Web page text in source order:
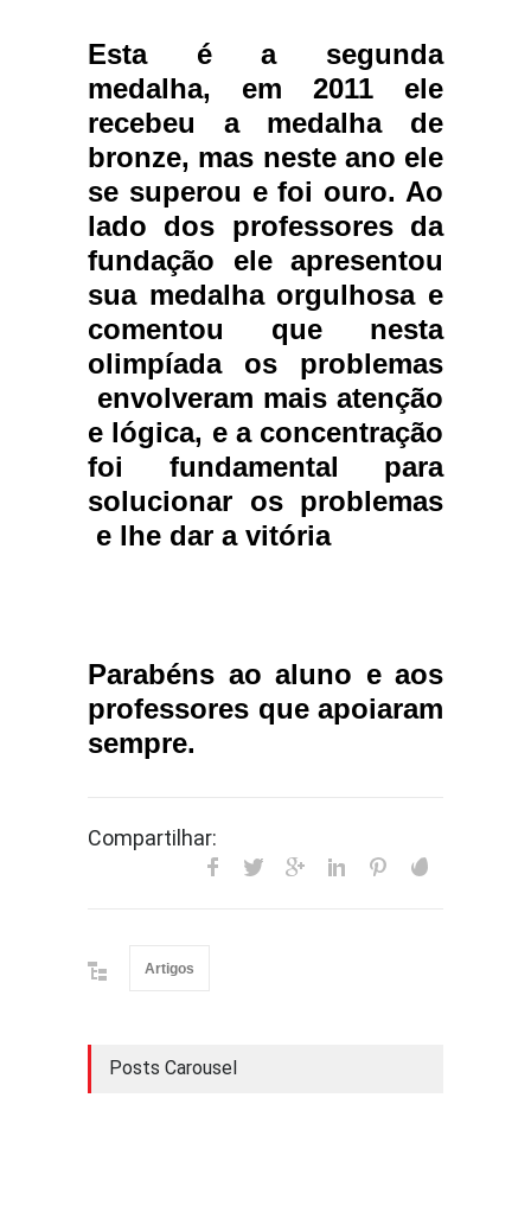
Esta é a segunda
medalha, em 2011 ele
recebeu a medalha de
bronze, mas neste ano ele
se superou e foi ouro. Ao
lado dos professores da
fundação ele apresentou
sua medalha orgulhosa e
comentou que nesta
olimpíada os problemas
envolveram mais atenção
e lógica, e a concentração
foi fundamental para
solucionar os problemas
e lhe dar a vitória
Parabéns ao aluno e aos
professores que apoiaram
sempre.
Compartilhar:
Artigos
Posts Carousel